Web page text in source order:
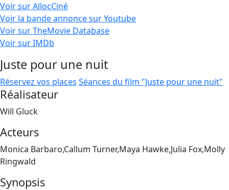
Voir sur AllocCiné
Voir la bande annonce sur Youtube
Voir sur TheMovie Database
Voir sur IMDb
Juste pour une nuit
Réservez vos places Séances du film "Juste pour une nuit"
Réalisateur
Will Gluck
Acteurs
Monica Barbaro,Callum Turner,Maya Hawke,Julia Fox,Molly
Ringwald
Synopsis